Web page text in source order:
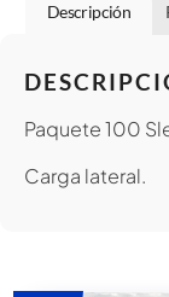
Descripción
Paquete 100
Carga lateral.